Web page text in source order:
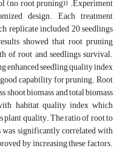
(no root pruning)) .Experiment
design. Each treatment
replicate included 20 seedlings
showed that root pruning
of root and seedlings survival.
enhanced seedling quality index
good capability for pruning. Root
shoot biomass and total biomass
habitat quality index which
plant quality. The ratio of root to
was significantly correlated with
by increasing these factors.